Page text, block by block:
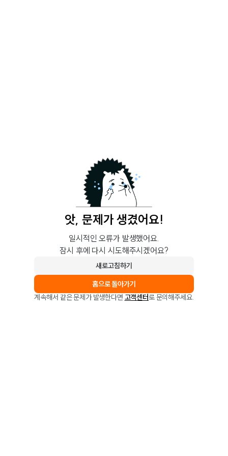
앗, 문제가 생겼어요!
일시적인 오류가 발생했어요.
잠시 후에 다시 시도해주시겠어요?
새로고침하기
홈으로 돌아가기
계속해서 같은 문제가 발생한다면 고객센터로 문의해주세요.